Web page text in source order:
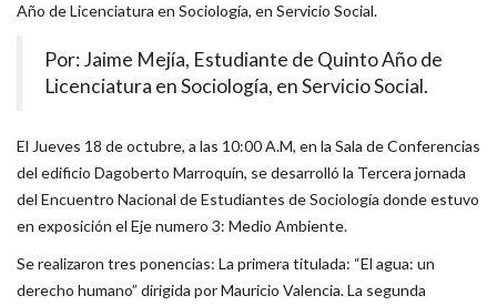
Año de Licenciatura en Sociología, en Servicio Social.
Por: Jaime Mejía, Estudiante de Quinto Año de
Licenciatura en Sociología, en Servicio Social.
El Jueves 18 de octubre, a las 10:00 A.M, en la Sala de Conferencias
del edificio Dagoberto Marroquín, se desarrolló la Tercera jornada
del Encuentro Nacional de Estudiantes de Sociología donde estuvo
en exposición el Eje numero 3: Medio Ambiente.
Se realizaron tres ponencias: La primera titulada: “El agua: un
derecho humano” dirigida por Mauricio Valencia. La segunda